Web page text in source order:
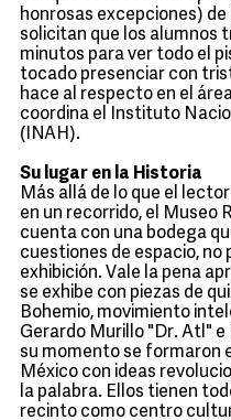
honrosas excepciones)
solicitan que los alumnos
minutos para ver todo el
tocado presenciar con
hace al respecto en el
coordina el Instituto
(INAH).
Su lugar en la Historia
Más allá de lo que el
en un recorrido, el Museo
cuenta con una bodega
cuestiones de espacio, no
exhibición. Vale la pena
se exhibe con piezas de
Bohemio, movimiento
Gerardo Murillo "Dr. Atl" e
su momento se formaron
México con ideas
la palabra. Ellos tienen
recinto como centro